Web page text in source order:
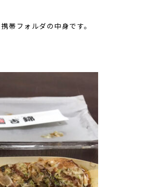
帯フォルダの中身です。